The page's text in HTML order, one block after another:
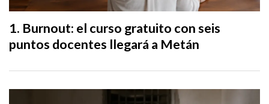
Burnout: el curso gratuito con seis
puntos docentes llegará a Metán